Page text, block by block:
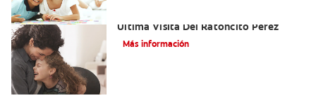
Última Visita Del Ratoncito Pérez
Más información